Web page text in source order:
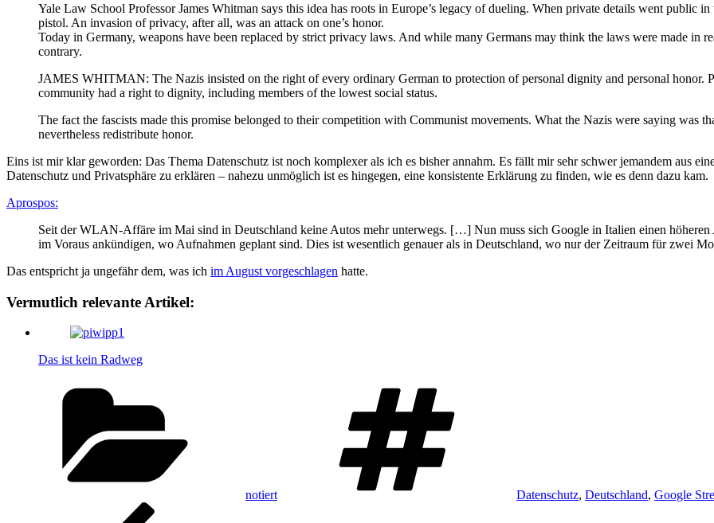
Yale Law School Professor James Whitman says this idea has roots in Europe’s legacy of dueling. When private details went public
pistol. An invasion of privacy, after all, was an attack on one’s honor.
Today in Germany, weapons have been replaced by strict privacy laws. And while many Germans may think the laws were made in
contrary.
JAMES WHITMAN: The Nazis insisted on the right of every ordinary German to protection of personal dignity and personal honor.
community had a right to dignity, including members of the lowest social status.
The fact the fascists made this promise belonged to their competition with Communist movements. What the Nazis were saying was
nevertheless redistribute honor.
Eins ist mir klar geworden: Das Thema Datenschutz ist noch komplexer als ich es bisher annahm. Es fällt mir sehr schwer jemandem aus
Datenschutz und Privatsphäre zu erklären – nahezu unmöglich ist es hingegen, eine konsistente Erklärung zu finden, wie es denn dazu kam.
Aprospos:
Seit der WLAN-Affäre im Mai sind in Deutschland keine Autos mehr unterwegs. […] Nun muss sich Google in Italien einen höheren
im Voraus ankündigen, wo Aufnahmen geplant sind. Dies ist wesentlich genauer als in Deutschland, wo nur der Zeitraum für zwei
Das entspricht ja ungefähr dem, was ich im August vorgeschlagen hatte.
Vermutlich relevante Artikel:
Das ist kein Radweg
notiert Datenschutz, Deutschland, Google
Beitragsnavigation